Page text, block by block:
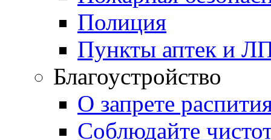
Полиция
Пункты аптек и
Благоустройство
О запрете
Соблюдайте